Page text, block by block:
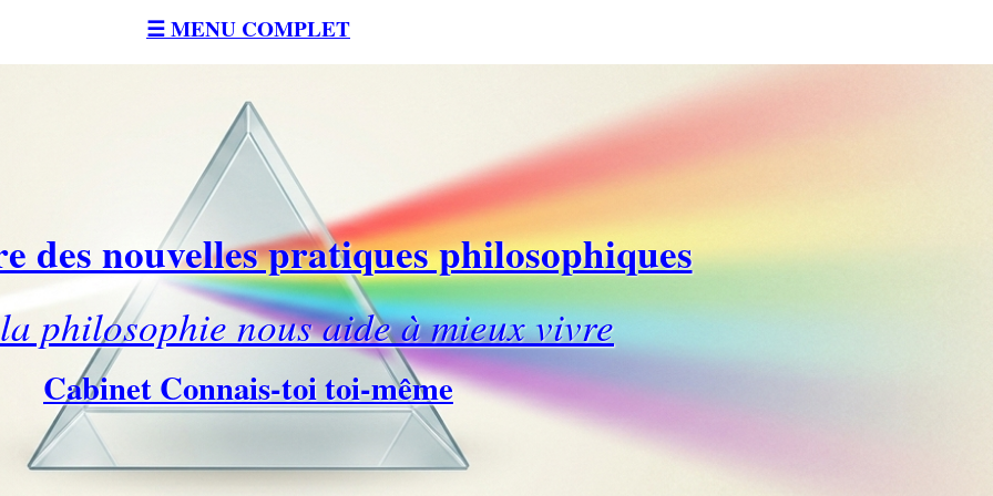
☰ MENU COMPLET
des nouvelles pratiques philosophiques
philosophie nous aide à mieux vivre
Cabinet Connais-toi toi-même